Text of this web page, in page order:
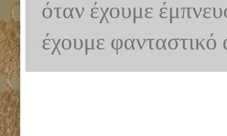
όταν έχουμε
έχουμε φανταστικό